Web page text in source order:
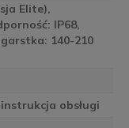
Elite),
IP68,
140-210
obsługi